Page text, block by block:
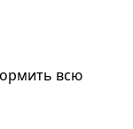
всю